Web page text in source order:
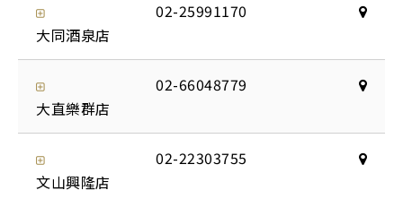
大同酒泉店
02-25991170
大直樂群店
02-66048779
文山興隆店
02-22303755